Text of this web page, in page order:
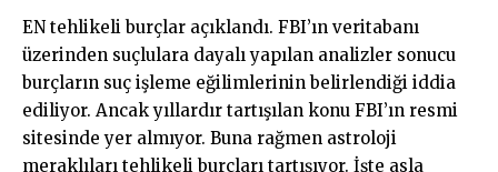
EN tehlikeli burçlar açıklandı. FBI’ın veritabanı
üzerinden suçlulara dayalı yapılan analizler sonucu
burçların suç işleme eğilimlerinin belirlendiği iddia
ediliyor. Ancak yıllardır tartışılan konu FBI’ın resmi
sitesinde yer almıyor. Buna rağmen astroloji
meraklıları tehlikeli burçları tartışıyor. İşte asla